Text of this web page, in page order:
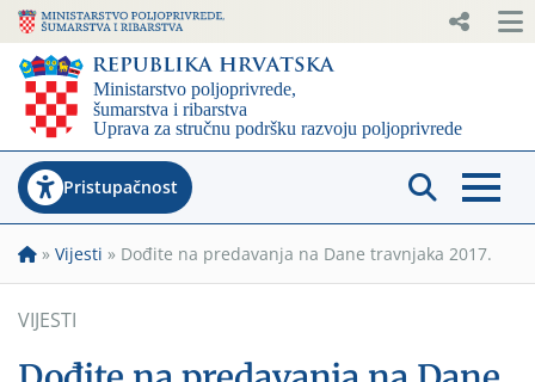
Pristupačnost
» Vijesti » Dođite na predavanja na Dane travnjaka 2017.
VIJESTI